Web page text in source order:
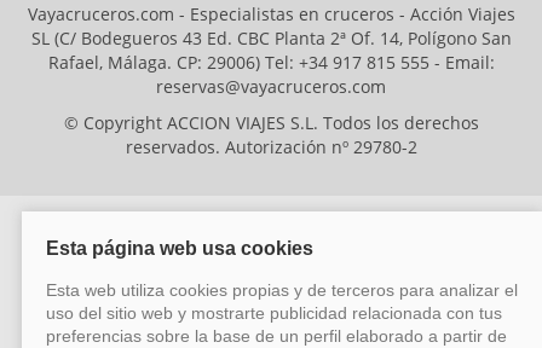
Vayacruceros.com - Especialistas en cruceros - Acción Viajes
SL (C/ Bodegueros 43 Ed. CBC Planta 2ª Of. 14, Polígono San
Rafael, Málaga. CP: 29006) Tel: +34 917 815 555 - Email:
reservas@vayacruceros.com
© Copyright ACCION VIAJES S.L. Todos los derechos
reservados. Autorización nº 29780-2
ACCION VIAJES SL ha sido beneficiaria del Fondo Europeo de Desarrollo